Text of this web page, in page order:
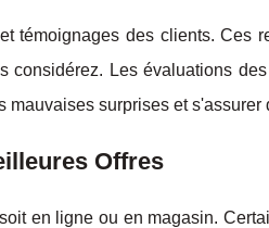
témoignages des clients. Ces
Les évaluations
surprises et
Offres
en ligne ou en magasin.